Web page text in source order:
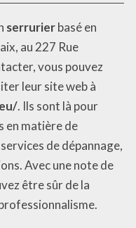
serrurierbasé en
au 227 Rue
vous pouvez
leur site web à
. Ils sont là pour
en matière de
de dépannage,
Avec une note de
être sûr de la